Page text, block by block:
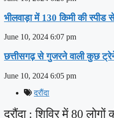
भीलवाड़ा में 130 किमी की स्पीड
June 10, 2024 6:07 pm
छत्तीसगढ़ से गुजरने वाली कुछ
June 10, 2024 6:05 pm
दरौंदा
दरौंदा : शिविर में 80